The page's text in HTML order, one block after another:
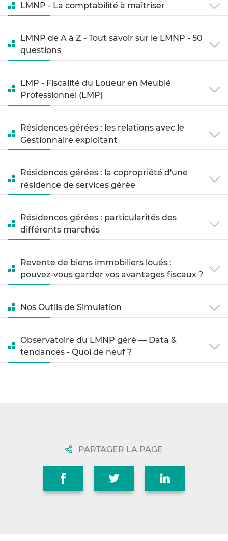
LMNP - La comptabilité à maîtriser
LMNP de A à Z - Tout savoir sur le LMNP - 50
questions
LMP - Fiscalité du Loueur en Meublé
Professionnel (LMP)
Résidences gérées : les relations avec le
Gestionnaire exploitant
Résidences gérées : la copropriété d'une
résidence de services gérée
Résidences gérées : particularités des
différents marchés
Revente de biens immobiliers loués :
pouvez-vous garder vos avantages fiscaux ?
Nos Outils de Simulation
Observatoire du LMNP géré — Data &
tendances - Quoi de neuf ?
PARTAGER LA PAGE